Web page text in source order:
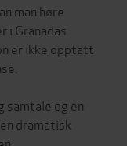
man høre
i Granadas
er ikke opptatt
og en
dramatisk